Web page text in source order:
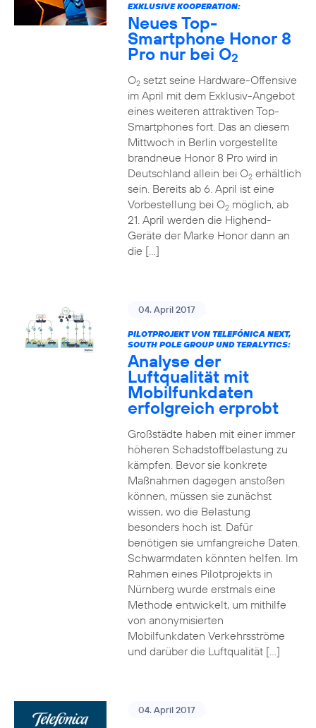
EXKLUSIVE KOOPERATION:
Neues Top-
Smartphone Honor 8
Pro nur bei O2
O2setzt seine Hardware-Offensive
im April mit dem Exklusiv-Angebot
eines weiteren attraktiven Top-
Smartphones fort. Das an diesem
Mittwoch in Berlin vorgestellte
brandneue Honor 8 Pro wird in
Deutschland allein bei O2erhältlich
sein. Bereits ab 6. April ist eine
Vorbestellung bei O2möglich, ab
21. April werden die Highend-
Geräte der Marke Honor dann an
die […]
04. April 2017
PILOTPROJEKT VON TELEFÓNICA NEXT,
SOUTH POLE GROUP UND TERALYTICS:
Analyse der
Luftqualität mit
Mobilfunkdaten
erfolgreich erprobt
Großstädte haben mit einer immer
höheren Schadstoffbelastung zu
kämpfen. Bevor sie konkrete
Maßnahmen dagegen anstoßen
können, müssen sie zunächst
wissen, wo die Belastung
besonders hoch ist. Dafür
benötigen sie umfangreiche Daten.
Schwarmdaten könnten helfen. Im
Rahmen eines Pilotprojekts in
Nürnberg wurde erstmals eine
Methode entwickelt, um mithilfe
von anonymisierten
Mobilfunkdaten Verkehrsströme
und darüber die Luftqualität […]
04. April 2017